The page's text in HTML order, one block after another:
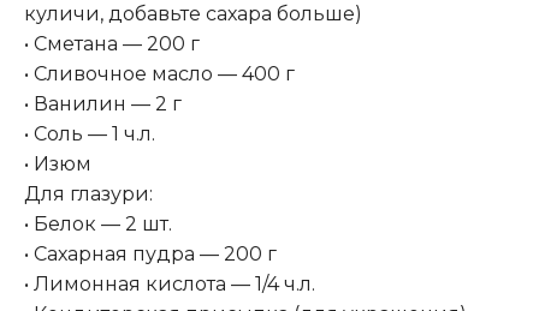
куличи, добавьте сахара больше)
• Сметана — 200 г
• Сливочное масло — 400 г
• Ванилин — 2 г
• Соль — 1 ч.л.
• Изюм
Для глазури:
• Белок — 2 шт.
• Сахарная пудра — 200 г
• Лимонная кислота — 1/4 ч.л.